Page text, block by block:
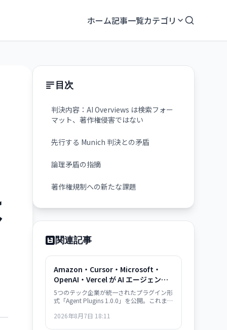
ホーム記事一覧カテゴリ
目次
判決内容：AI Overviews は検索フォー
マット、著作権侵害ではない
先行する Munich 判決との矛盾
論理矛盾の指摘
著作権規制への新たな課題
関連記事
Amazon・Cursor・Microsoft・
OpenAI・Vercel が AI エージェン
ト・プラグイン標準を共同開発——
plugin.json で相互運用性確保
5つのテック企業が統一されたプラグイン形
式「Agent Plugins 1.0.0」を公開。これまで
エージェント拡張機能が、単一のパッケー
2026年8月7日 18:11